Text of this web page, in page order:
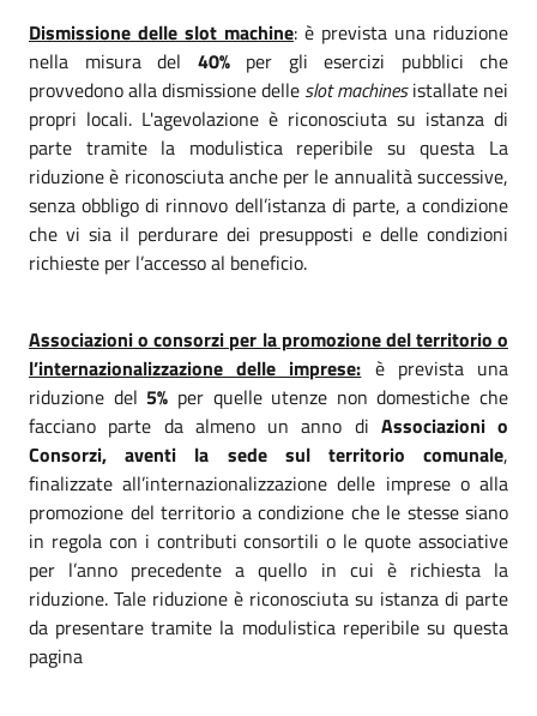
Dismissione delle slot machine: è prevista una riduzione
nella misura del 40%per gli esercizi pubblici che
provvedono alla dismissione delle slot machinesistallate nei
propri locali. L'agevolazione è riconosciuta su istanza di
parte tramite la modulistica reperibile su questa La
riduzione è riconosciuta anche per le annualità successive,
senza obbligo di rinnovo dell’istanza di parte, a condizione
che vi sia il perdurare dei presupposti e delle condizioni
richieste per l’accesso al beneficio.
Associazioni o consorzi per la promozione del territorio o
l’internazionalizzazione delle imprese: è prevista una
riduzione del 5% per quelle utenze non domestiche che
facciano parte da almeno un anno di Associazioni o
Consorzi, aventi la sede sul territorio comunale,
finalizzate all’internazionalizzazione delle imprese o alla
promozione del territorio a condizione che le stesse siano
in regola con i contributi consortili o le quote associative
per l’anno precedente a quello in cui è richiesta la
riduzione. Tale riduzione è riconosciuta su istanza di parte
da presentare tramite la modulistica reperibile su questa
pagina